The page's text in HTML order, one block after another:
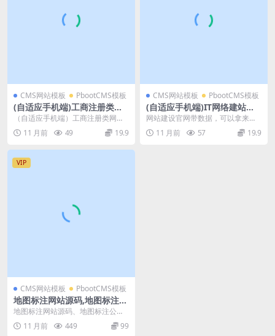
CMS网站模板 PbootCMS模板
(自适应手机端)工商注册类网
站pbootcms模板 财务代理记
账网站源码下载
（自适应手机端）工商注册类网站p
bootcms模板 财务代理记账网站源
码下载pb...
11 月前 49 19.9
CMS网站模板 PbootCMS模板
(自适应手机端)IT网络建站公
司pbootcms模板_互联网营销
企业网站源码下载
网站建设官网带数据，可以拿来直
接改个名字就能用 网站建设官网包
含 在线留言、网站...
11 月前 57 19.9
VIP
CMS网站模板 PbootCMS模板
地图标注网站源码,地图标注公
司源码,线下商家企业地图标注
服务,店铺地图定位网站
地图标注网站源码、地图标注公司
源码、线下商家企业地图标注服
务、店铺地图定位网站源...
11 月前 449 99